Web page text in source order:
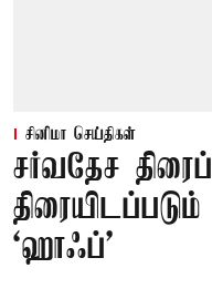
சினிமா செய்திகள்
சர்வதேச
‘ஹாஃப்’